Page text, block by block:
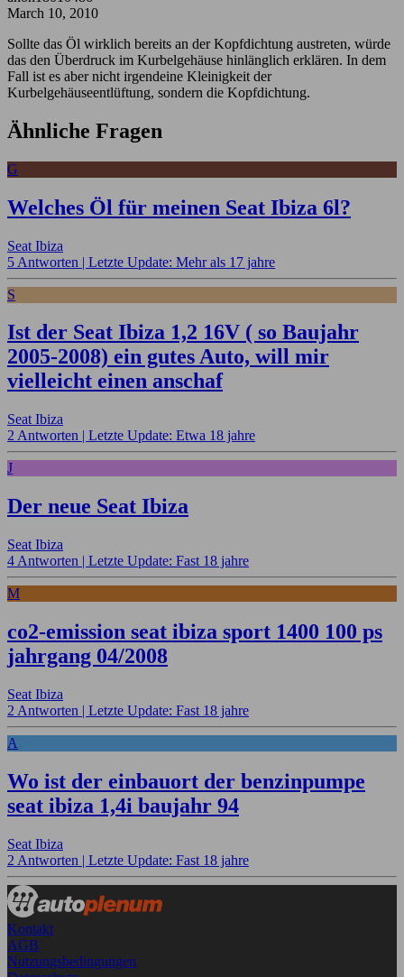
March 10, 2010
Sollte das Öl wirklich bereits an der Kopfdichtung austreten, würde
das den Überdruck im Kurbelgehäuse hinlänglich erklären. In dem
Fall ist es aber nicht irgendeine Kleinigkeit der
Kurbelgehäuseentlüftung, sondern die Kopfdichtung.
Ähnliche Fragen
G
Welches Öl für meinen Seat Ibiza 6l?
Seat Ibiza
5 Antworten | Letzte Update: Mehr als 17 jahre
S
Ist der Seat Ibiza 1,2 16V ( so Baujahr
2005-2008) ein gutes Auto, will mir
vielleicht einen anschaf
Seat Ibiza
2 Antworten | Letzte Update: Etwa 18 jahre
J
Der neue Seat Ibiza
Seat Ibiza
4 Antworten | Letzte Update: Fast 18 jahre
M
co2-emission seat ibiza sport 1400 100 ps
jahrgang 04/2008
Seat Ibiza
2 Antworten | Letzte Update: Fast 18 jahre
A
Wo ist der einbauort der benzinpumpe
seat ibiza 1,4i baujahr 94
Seat Ibiza
2 Antworten | Letzte Update: Fast 18 jahre
Kontakt
AGB
Nutzungsbedingungen